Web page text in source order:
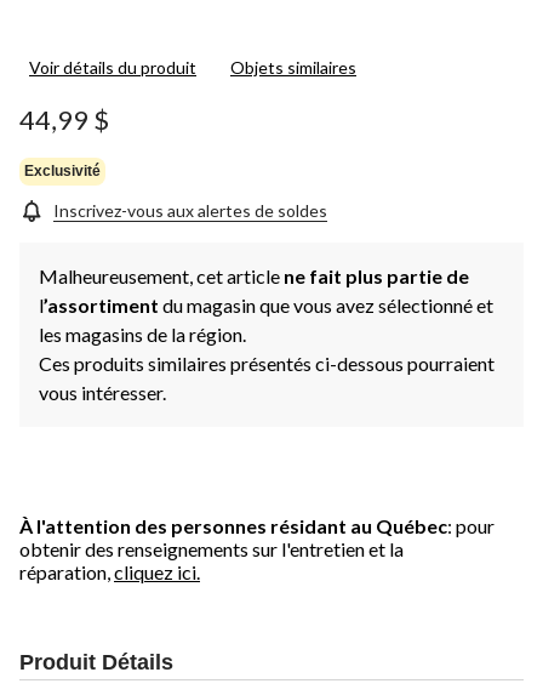
Voir détails du produit Objets similaires
44,99 $
Exclusivité
Inscrivez-vous aux alertes de soldes
Malheureusement, cet article ne fait plus partie de
l’assortiment du magasin que vous avez sélectionné et
les magasins de la région.
Ces produits similaires présentés ci-dessous pourraient
vous intéresser.
À l'attention des personnes résidant au Québec: pour
obtenir des renseignements sur l'entretien et la
réparation, cliquez ici.
Produit Détails